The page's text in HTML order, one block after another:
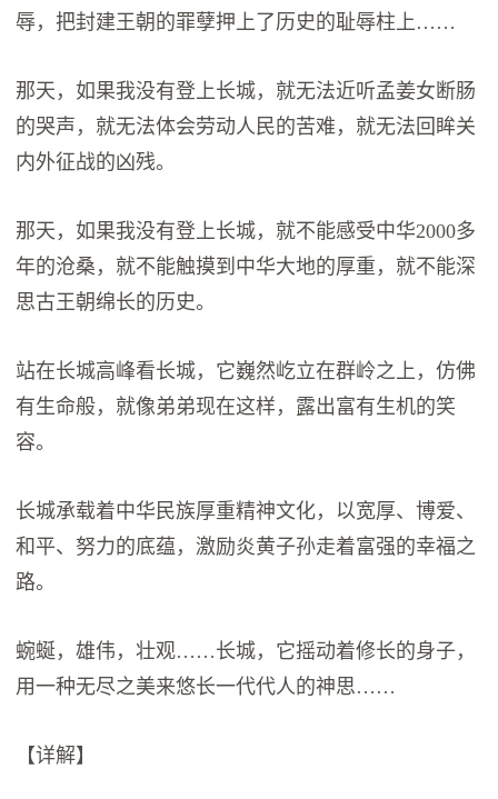
辱，把封建王朝的罪孽押上了历史的耻辱柱上……
那天，如果我没有登上长城，就无法近听孟姜女断肠
的哭声，就无法体会劳动人民的苦难，就无法回眸关
内外征战的凶残。
那天，如果我没有登上长城，就不能感受中华2000多
年的沧桑，就不能触摸到中华大地的厚重，就不能深
思古王朝绵长的历史。
站在长城高峰看长城，它巍然屹立在群岭之上，仿佛
有生命般，就像弟弟现在这样，露出富有生机的笑
容。
长城承载着中华民族厚重精神文化，以宽厚、博爱、
和平、努力的底蕴，激励炎黄子孙走着富强的幸福之
路。
蜿蜒，雄伟，壮观……长城，它摇动着修长的身子，
用一种无尽之美来悠长一代代人的神思……
【详解】